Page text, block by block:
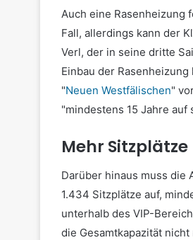
Auch eine Rasenheizung
Fall, allerdings kann der
Verl, der in seine dritte
Einbau der
"Neuen Westfälischen"
"mindestens 15 Jahre
Mehr Sitzplätze
Darüber hinaus muss die
1.434 Sitzplätze auf,
unterhalb des VIP-
die Gesamtkapazität